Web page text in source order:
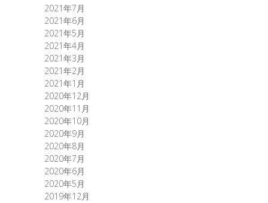
2021年7月
2021年6月
2021年5月
2021年4月
2021年3月
2021年2月
2021年1月
2020年12月
2020年11月
2020年10月
2020年9月
2020年8月
2020年7月
2020年6月
2020年5月
2019年12月